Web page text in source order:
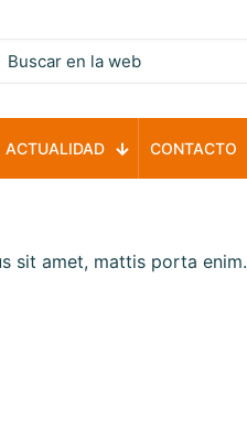
ACTUALIDAD CONTACTO
sit amet, mattis porta enim.